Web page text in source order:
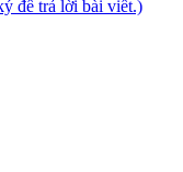
để trả lời bài viết.)